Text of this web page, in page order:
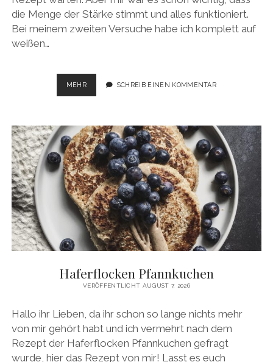
die Menge der Stärke stimmt und alles funktioniert.
Bei meinem zweiten Versuche habe ich komplett auf
weißen…
MEHRAMERIKANISCHER
KEESEKUCHEN
SCHREIB EINEN KOMMENTAR
Haferflocken Pfannkuchen
VERÖFFENTLICHT AUGUST 7, 2026
Hallo ihr Lieben, da ihr schon so lange nichts mehr
von mir gehört habt und ich vermehrt nach dem
Rezept der Haferflocken Pfannkuchen gefragt
wurde, hier das Rezept von mir! Lasst es euch